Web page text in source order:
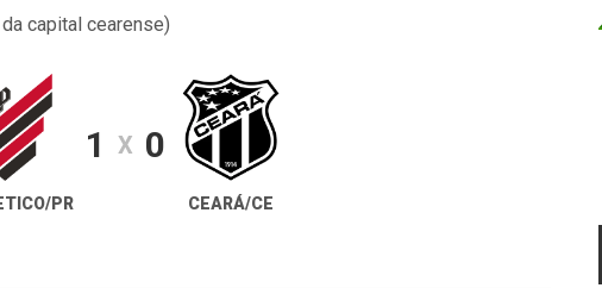
capital cearense)
PR
1 X 0
CEARÁ/CE